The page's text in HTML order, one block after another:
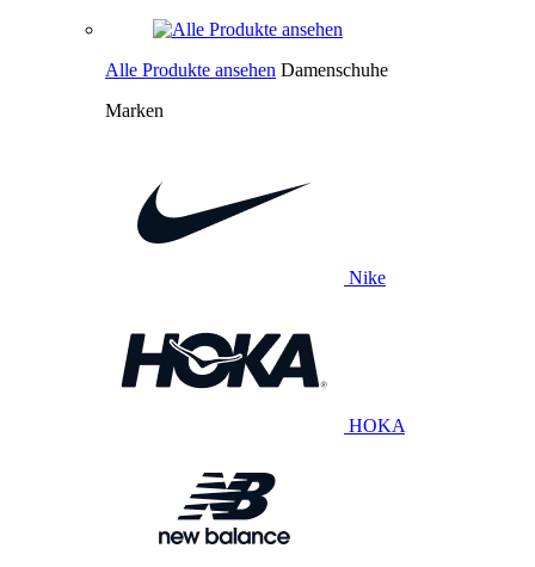
Alle Produkte ansehen Damenschuhe
Marken
Nike
HOKA